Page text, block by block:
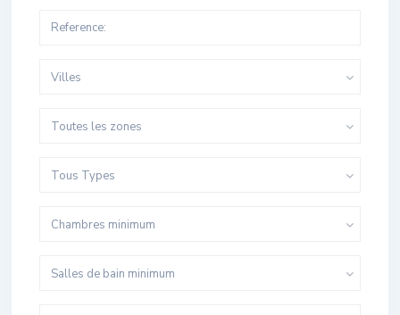
Villes
Toutes les zones
Tous Types
Chambres minimum
Salles de bain minimum